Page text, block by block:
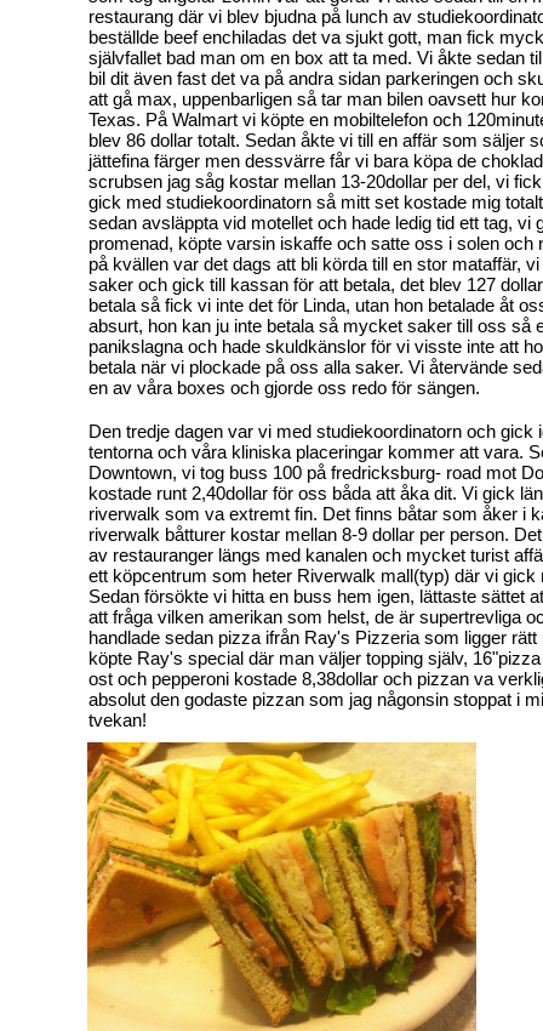
restaurang där vi blev bjudna på lunch av
beställde beef enchiladas det va sjukt gott, man fick
självfallet bad man om en box att ta med. Vi åkte sedan
bil dit även fast det va på andra sidan parkeringen och
att gå max, uppenbarligen så tar man bilen oavsett hur
Texas. På Walmart vi köpte en mobiltelefon och
blev 86 dollar totalt. Sedan åkte vi till en affär som säljer
jättefina färger men dessvärre får vi bara köpa de
scrubsen jag såg kostar mellan 13-20dollar per del, vi
gick med studiekoordinatorn så mitt set kostade mig
sedan avsläppta vid motellet och hade ledig tid ett tag, vi
promenad, köpte varsin iskaffe och satte oss i solen och
på kvällen var det dags att bli körda till en stor mataffär,
saker och gick till kassan för att betala, det blev 127
betala så fick vi inte det för Linda, utan hon betalade åt
absurt, hon kan ju inte betala så mycket saker till oss så
panikslagna och hade skuldkänslor för vi visste inte att
betala när vi plockade på oss alla saker. Vi återvände
en av våra boxes och gjorde oss redo för sängen.
Den tredje dagen var vi med studiekoordinatorn och gick
tentorna och våra kliniska placeringar kommer att vara.
Downtown, vi tog buss 100 på fredricksburg- road mot
kostade runt 2,40dollar för oss båda att åka dit. Vi gick
riverwalk som va extremt fin. Det finns båtar som åker i
riverwalk båtturer kostar mellan 8-9 dollar per person.
av restauranger längs med kanalen och mycket turist
ett köpcentrum som heter Riverwalk mall(typ) där vi gick
Sedan försökte vi hitta en buss hem igen, lättaste sättet
att fråga vilken amerikan som helst, de är supertrevliga
handlade sedan pizza ifrån Ray's Pizzeria som ligger rätt
köpte Ray's special där man väljer topping själv,
ost och pepperoni kostade 8,38dollar och pizzan va
absolut den godaste pizzan som jag någonsin stoppat i
tvekan!